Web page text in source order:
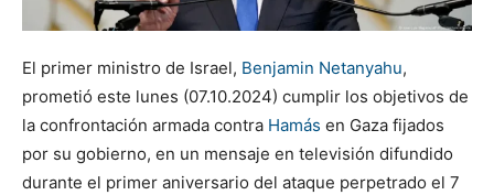
El primer ministro de Israel, Benjamin Netanyahu,
prometió este lunes (07.10.2024) cumplir los objetivos de
la confrontación armada contra Hamás en Gaza fijados
por su gobierno, en un mensaje en televisión difundido
durante el primer aniversario del ataque perpetrado el 7